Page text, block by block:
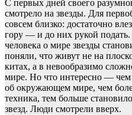
С первых дней своего
смотрело на звезды. Для
совсем близко: достаточно
гору — и до них рукой
человека о мире звезды
поняли, что живут не на
китах, а в невообразимо
мире. Но что интересно —
об окружающем мире, чем
техника, тем больше
звезд. Люди смотрели вверх.